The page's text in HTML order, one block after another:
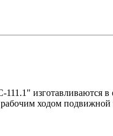
изготавливаются в
ходом подвижной